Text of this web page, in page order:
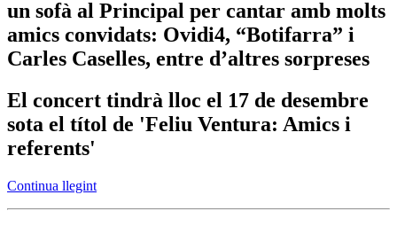
un sofà al Principal per cantar amb molts
amics convidats: Ovidi4, “Botifarra” i
Carles Caselles, entre d’altres sorpreses
El concert tindrà lloc el 17 de desembre
sota el títol de 'Feliu Ventura: Amics i
referents'
Continua llegint